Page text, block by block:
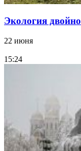
Экология
22 июня
15:24